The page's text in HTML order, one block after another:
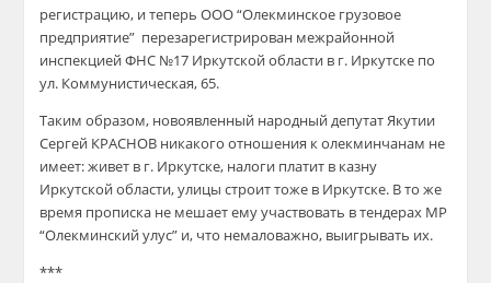
регистрацию, и теперь ООО “Олекминское грузовое
предприятие” перезарегистрирован межрайонной
инспекцией ФНС №17 Иркутской области в г. Иркутске по
ул. Коммунистическая, 65.
Таким образом, новоявленный народный депутат Якутии
Сергей КРАСНОВ никакого отношения к олекминчанам не
имеет: живет в г. Иркутске, налоги платит в казну
Иркутской области, улицы строит тоже в Иркутске. В то же
время прописка не мешает ему участвовать в тендерах МР
“Олекминский улус” и, что немаловажно, выигрывать их.
***